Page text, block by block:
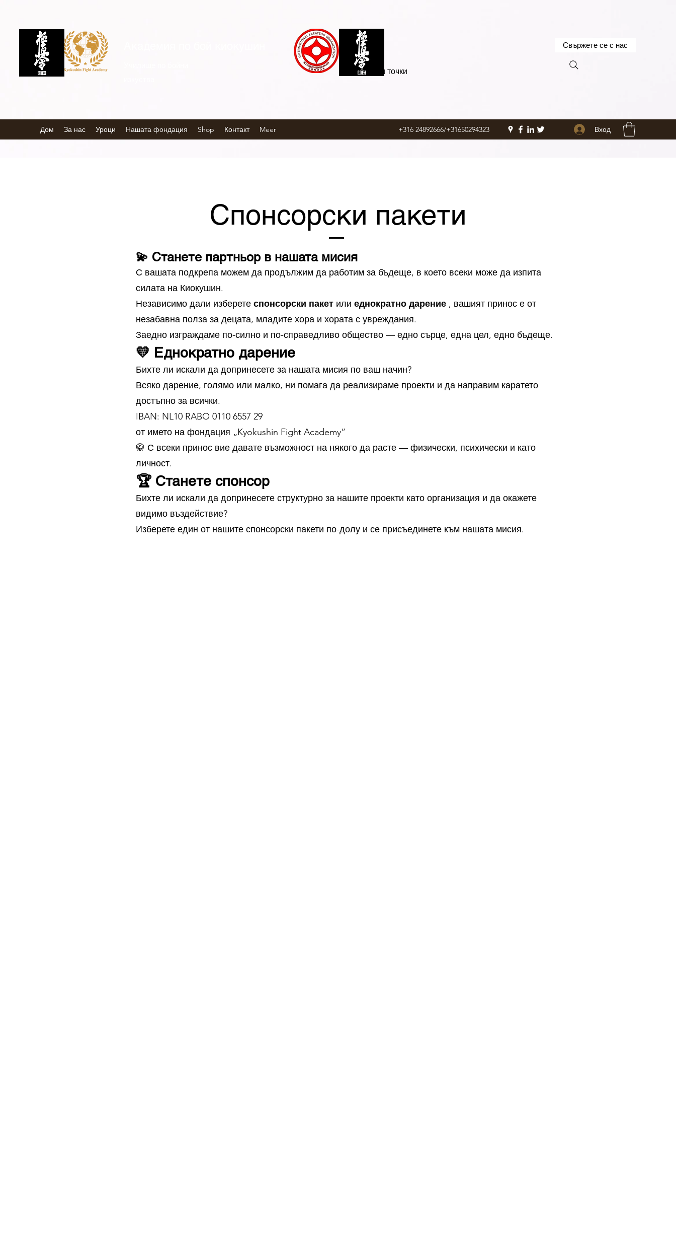
Свържете се с нас
Гледни точки
Дом За нас Уроци Нашата фондация Shop Контакт Meer +316 24892666/+31650294323 Вход
Спонсорски пакети
💫 Станете партньор в нашата мисия
С вашата подкрепа можем да продължим да работим за бъдеще, в което всеки може да изпита
силата на Киокушин.
Независимо дали изберете спонсорски пакет или еднократно дарение , вашият принос е от
незабавна полза за децата, младите хора и хората с увреждания.
Заедно изграждаме по-силно и по-справедливо общество — едно сърце, една цел, едно бъдеще.
💛 Еднократно дарение
Бихте ли искали да допринесете за нашата мисия по ваш начин?
Всяко дарение, голямо или малко, ни помага да реализираме проекти и да направим каратето
достъпно за всички.
IBAN: NL10 RABO 0110 6557 29
от името на фондация „Kyokushin Fight Academy“
🥋 С всеки принос вие давате възможност на някого да расте — физически, психически и като
личност.
🏆 Станете спонсор
Бихте ли искали да допринесете структурно за нашите проекти като организация и да окажете
видимо въздействие?
Изберете един от нашите спонсорски пакети по-долу и се присъединете към нашата мисия.